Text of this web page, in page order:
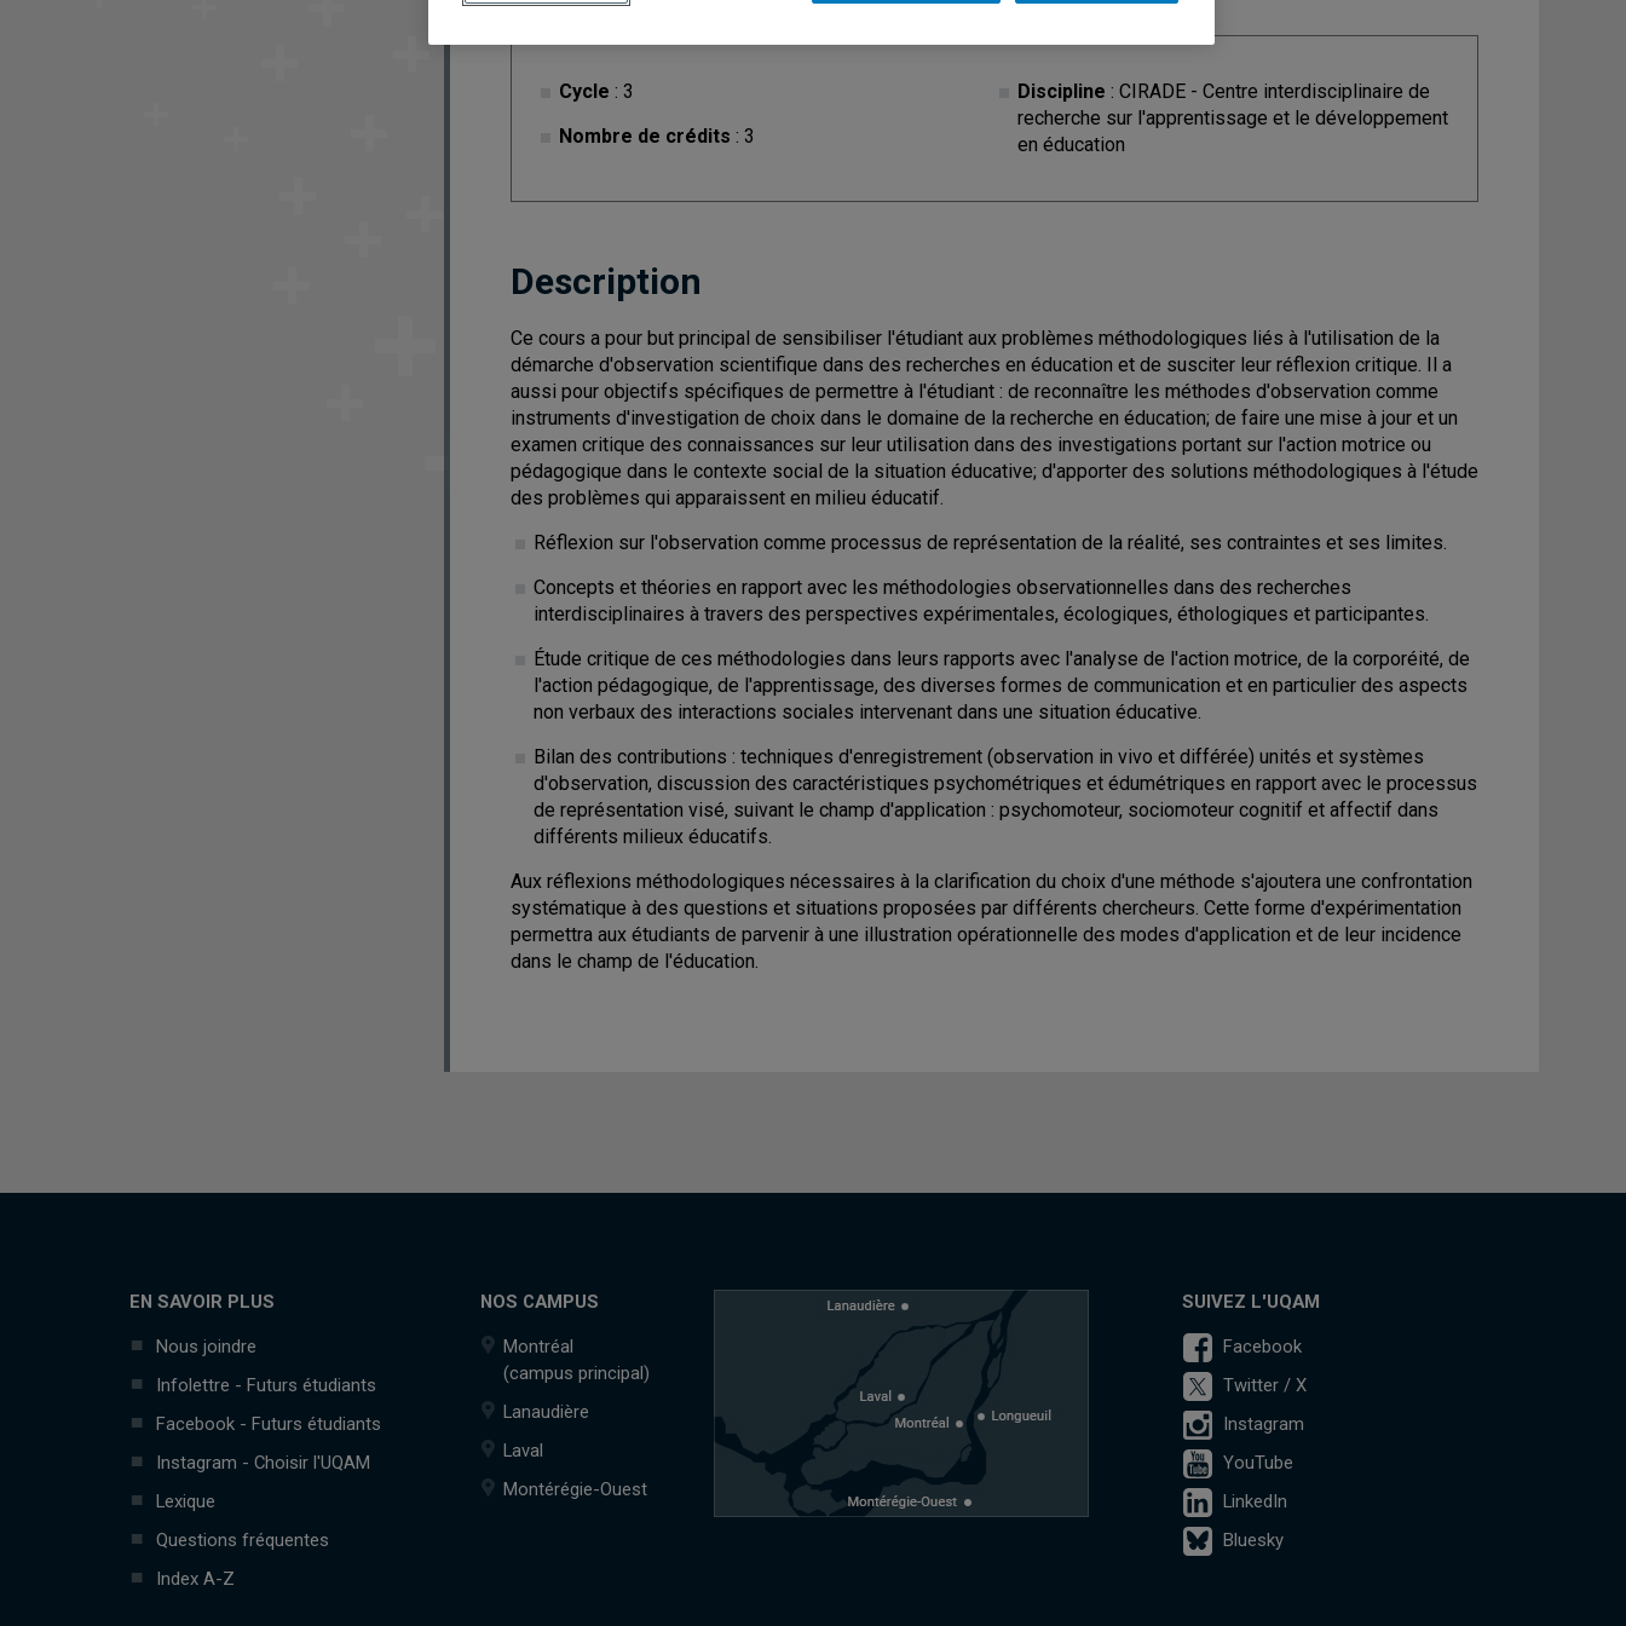
Cycle : 3
Nombre de crédits : 3
Discipline : CIRADE - Centre interdisciplinaire de
recherche sur l'apprentissage et le développement
en éducation
Description
Ce cours a pour but principal de sensibiliser l'étudiant aux problèmes méthodologiques liés à l'utilisation de la
démarche d'observation scientifique dans des recherches en éducation et de susciter leur réflexion critique. Il a
aussi pour objectifs spécifiques de permettre à l'étudiant : de reconnaître les méthodes d'observation comme
instruments d'investigation de choix dans le domaine de la recherche en éducation; de faire une mise à jour et un
examen critique des connaissances sur leur utilisation dans des investigations portant sur l'action motrice ou
pédagogique dans le contexte social de la situation éducative; d'apporter des solutions méthodologiques à l'étude
des problèmes qui apparaissent en milieu éducatif.
Réflexion sur l'observation comme processus de représentation de la réalité, ses contraintes et ses limites.
Concepts et théories en rapport avec les méthodologies observationnelles dans des recherches
interdisciplinaires à travers des perspectives expérimentales, écologiques, éthologiques et participantes.
Étude critique de ces méthodologies dans leurs rapports avec l'analyse de l'action motrice, de la corporéité, de
l'action pédagogique, de l'apprentissage, des diverses formes de communication et en particulier des aspects
non verbaux des interactions sociales intervenant dans une situation éducative.
Bilan des contributions : techniques d'enregistrement (observation in vivo et différée) unités et systèmes
d'observation, discussion des caractéristiques psychométriques et édumétriques en rapport avec le processus
de représentation visé, suivant le champ d'application : psychomoteur, sociomoteur cognitif et affectif dans
différents milieux éducatifs.
Aux réflexions méthodologiques nécessaires à la clarification du choix d'une méthode s'ajoutera une confrontation
systématique à des questions et situations proposées par différents chercheurs. Cette forme d'expérimentation
permettra aux étudiants de parvenir à une illustration opérationnelle des modes d'application et de leur incidence
dans le champ de l'éducation.
EN SAVOIR PLUS
Nous joindre
Infolettre - Futurs étudiants
Facebook - Futurs étudiants
Instagram - Choisir l'UQAM
Lexique
Questions fréquentes
Index A-Z
NOS CAMPUS
Montréal
(campus principal)
Lanaudière
Laval
Montérégie-Ouest
SUIVEZ L'UQAM
Facebook
Twitter / X
Instagram
YouTube
LinkedIn
Bluesky